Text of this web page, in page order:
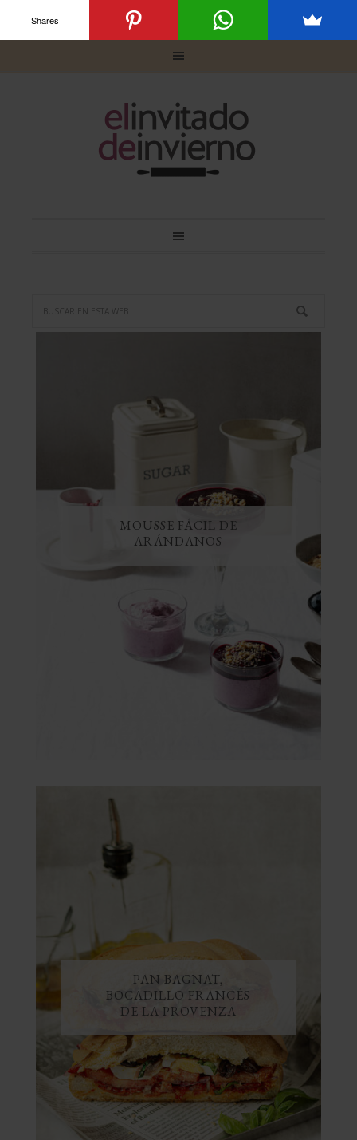
MOUSSE FÁCIL DE
ARÁNDANOS
PAN BAGNAT,
BOCADILLO FRANCÉS
DE LA PROVENZA
Shares